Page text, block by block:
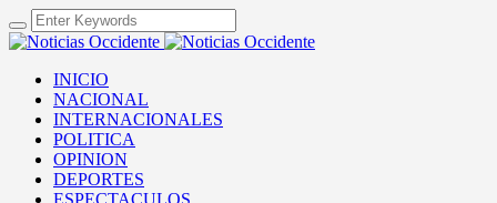
INICIO
NACIONAL
INTERNACIONALES
POLITICA
OPINION
DEPORTES
ESPECTACULOS